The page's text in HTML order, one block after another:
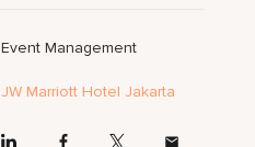
Event Management
JW Marriott Hotel Jakarta